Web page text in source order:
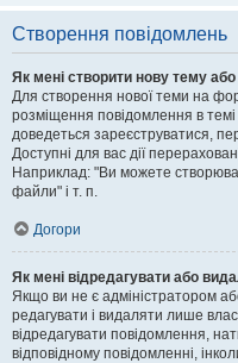
Створення повідомлень
Як мені створити нову тему
Для створення нової теми на
розміщення повідомлення в
доведеться зареєструватися,
Доступні для вас дії
Наприклад: "Ви можете
файли" і т. п.
Догори
Як мені відредагувати або
Якщо ви не є адміністратором
редагувати і видаляти лише
відредагувати повідомлення,
відповідному повідомленні,